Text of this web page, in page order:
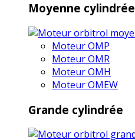
Moyenne cylindrée
Moteur OMP
Moteur OMR
Moteur OMH
Moteur OMEW
Grande cylindrée